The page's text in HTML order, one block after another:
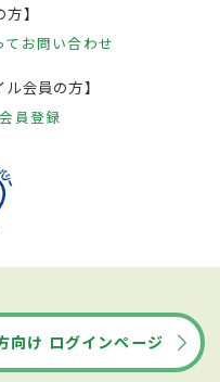
】
て お問い合わせ
ル会員の方】
会員登録
向け ログインページ